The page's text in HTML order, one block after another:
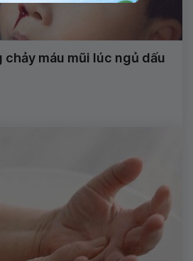
máu mũi lúc ngủ dấu